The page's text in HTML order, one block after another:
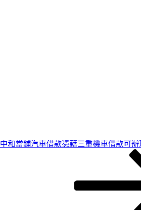
中和當鋪汽車借款憑藉三重機車借款可